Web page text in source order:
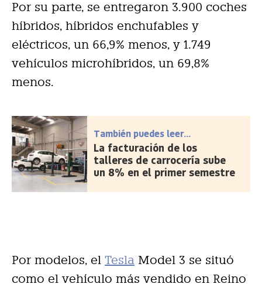
Por su parte, se entregaron 3.900 coches
híbridos, híbridos enchufables y
eléctricos, un 66,9% menos, y 1.749
vehículos microhíbridos, un 69,8%
menos.
También puedes leer...
La facturación de los
talleres de carrocería sube
un 8% en el primer semestre
Por modelos, el Tesla Model 3 se situó
como el vehículo más vendido en Reino